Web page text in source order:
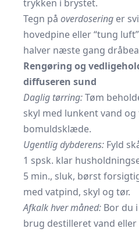
trykken i brystet.
Tegn på overdosering er
hovedpine eller “tung
halver næste gang
Rengøring og
diffuseren sund
Daglig tørring:Tøm
skyl med lunkent vand
bomuldsklæde.
Ugentlig dybderens: Fyld
1 spsk. klar
5 min., sluk, børst
med vatpind, skyl og tør.
Afkalk hver måned: Bor du
brug destilleret vand